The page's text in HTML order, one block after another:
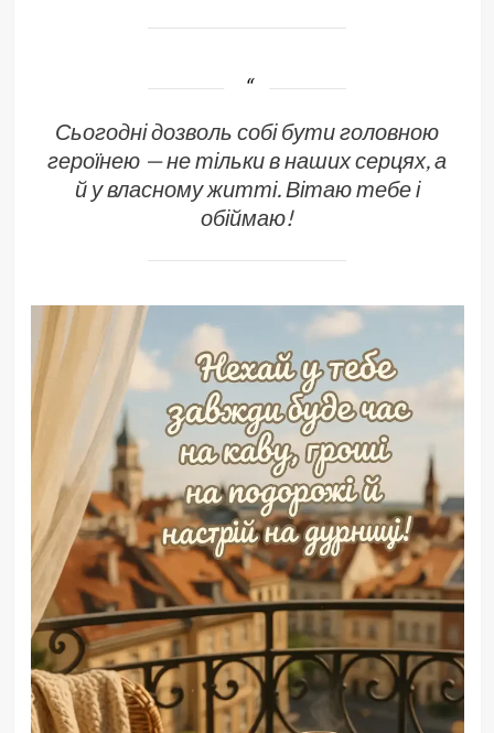
Сьогодні дозволь собі бути головною
героїнею — не тільки в наших серцях, а
й у власному житті. Вітаю тебе і
обіймаю!